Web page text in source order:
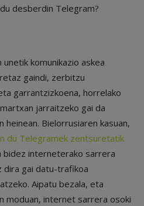
desberdin Telegram?
komunikazio askea
gaindi, zerbitzu
garrantzizkoena, horrelako
jarraitzeko gai da
heinean. Bielorrusiaren kasuan,
du Telegramek zentsuretatik
bidez interneterako sarrera
dira gai datu-trafikoa
Aipatu bezala, eta
moduan, internet sarrera osoki